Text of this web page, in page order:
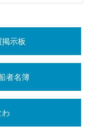
示板
者名簿